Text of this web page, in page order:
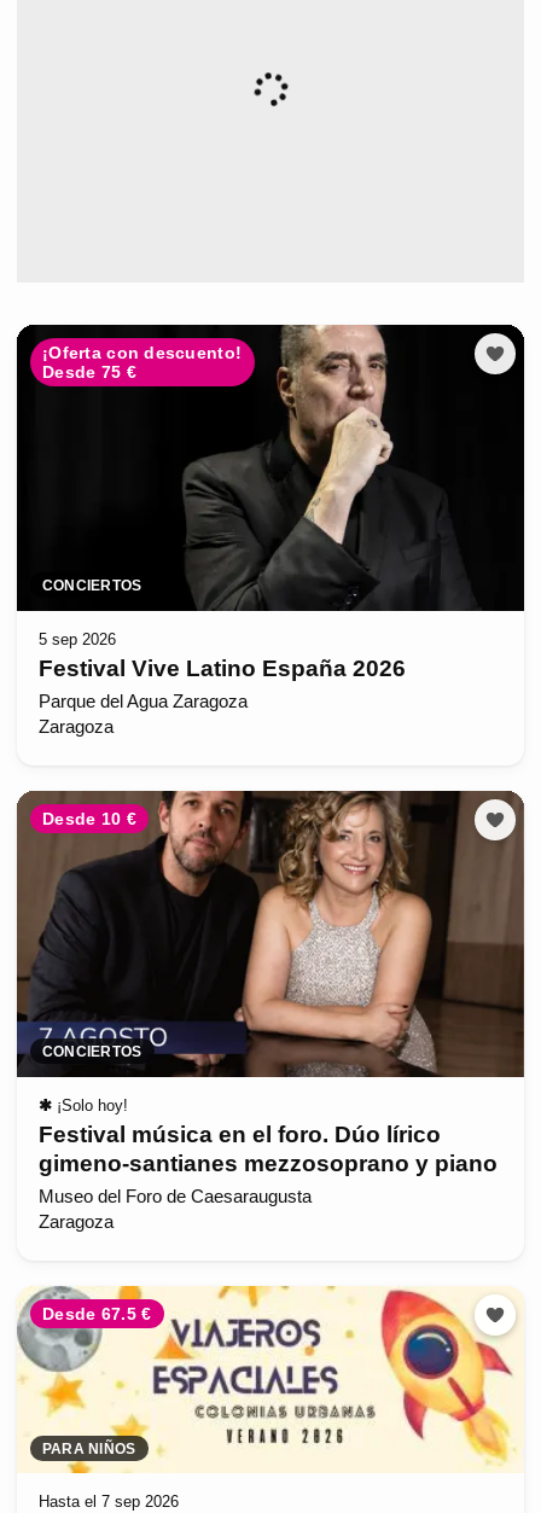
¡Oferta con descuento!
Desde 75 €
CONCIERTOS
5 sep 2026
Festival Vive Latino España 2026
Parque del Agua Zaragoza
Zaragoza
Desde 10 €
CONCIERTOS
✱ ¡Solo hoy!
Festival música en el foro. Dúo lírico
gimeno-santianes mezzosoprano y piano
Museo del Foro de Caesaraugusta
Zaragoza
Desde 67.5 €
PARA NIÑOS
Hasta el 7 sep 2026